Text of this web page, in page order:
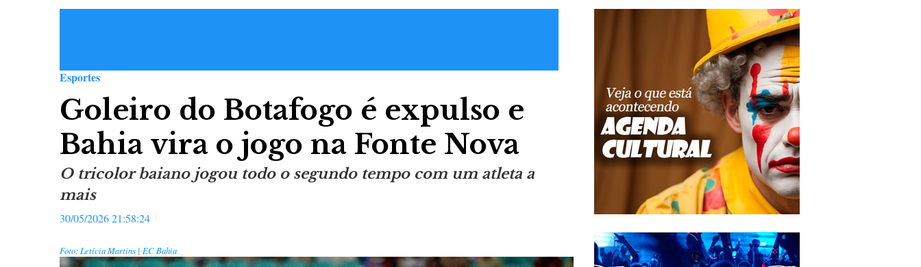
Esportes
Goleiro do Botafogo é expulso e
Bahia vira o jogo na Fonte Nova
O tricolor baiano jogou todo o segundo tempo com um atleta a
mais
30/05/2026 21:58:24
Foto: Letícia Martins | EC Bahia